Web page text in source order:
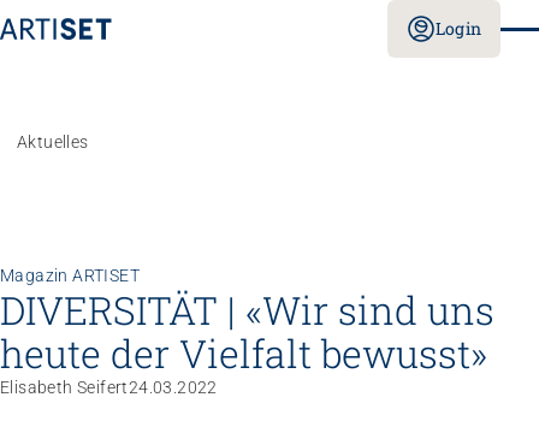
Login
Aktuelles
Magazin ARTISET
DIVERSITÄT | «Wir sind uns
heute der Vielfalt bewusst»
Elisabeth Seifert24.03.2022